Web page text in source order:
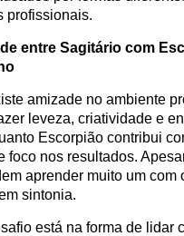
profissionais.
entre Sagitário com
amizade no ambiente
leveza, criatividade e
Escorpião contribui
foco nos resultados.
aprender muito um com
sintonia.
está na forma de lidar